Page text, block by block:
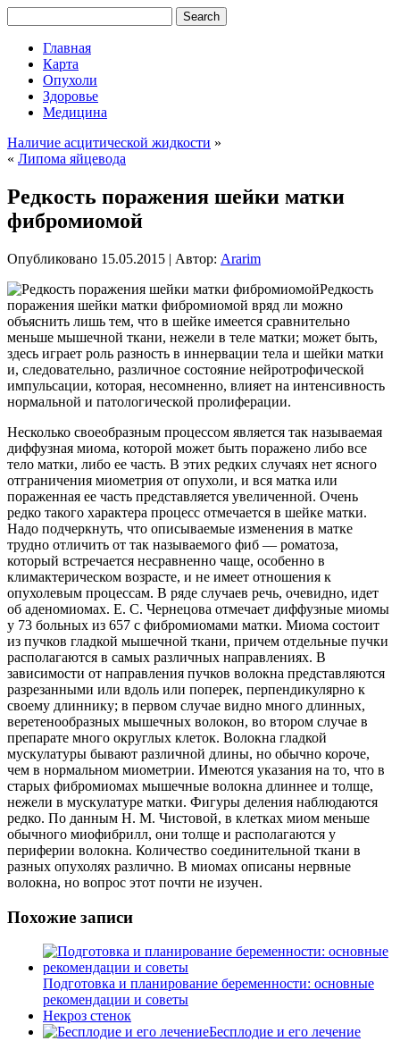
Главная
Карта
Опухоли
Здоровье
Медицина
Наличие асцитической жидкости »
« Липома яйцевода
Редкость поражения шейки матки
фибромиомой
Опубликовано 15.05.2015 | Автор: Ararim
Редкость
поражения шейки матки фибромиомой вряд ли можно
объяснить лишь тем, что в шейке имеется сравнительно
меньше мышечной ткани, нежели в теле матки; может быть,
здесь играет роль разность в иннервации тела и шейки матки
и, следовательно, различное состояние нейротрофической
импульсации, которая, несомненно, влияет на интенсивность
нормальной и патологической пролиферации.
Несколько своеобразным процессом является так называемая
диффузная миома, которой может быть поражено либо все
тело матки, либо ее часть. В этих редких случаях нет ясного
отграничения миометрия от опухоли, и вся матка или
пораженная ее часть представляется увеличенной. Очень
редко такого характера процесс отмечается в шейке матки.
Надо подчеркнуть, что описываемые изменения в матке
трудно отличить от так называемого фиб — роматоза,
который встречается несравненно чаще, особенно в
климактерическом возрасте, и не имеет отношения к
опухолевым процессам. В ряде случаев речь, очевидно, идет
об аденомиомах. Е. С. Чернецова отмечает диффузные миомы
у 73 больных из 657 с фибромиомами матки. Миома состоит
из пучков гладкой мышечной ткани, причем отдельные пучки
располагаются в самых различных направлениях. В
зависимости от направления пучков волокна представляются
разрезанными или вдоль или поперек, перпендикулярно к
своему длиннику; в первом случае видно много длинных,
веретенообразных мышечных волокон, во втором случае в
препарате много округлых клеток. Волокна гладкой
мускулатуры бывают различной длины, но обычно короче,
чем в нормальном миометрии. Имеются указания на то, что в
старых фибромиомах мышечные волокна длиннее и толще,
нежели в мускулатуре матки. Фигуры деления наблюдаются
редко. По данным Н. М. Чистовой, в клетках миом меньше
обычного миофибрилл, они толще и располагаются у
периферии волокна. Количество соединительной ткани в
разных опухолях различно. В миомах описаны нервные
волокна, но вопрос этот почти не изучен.
Похожие записи
Подготовка и планирование беременности: основные
рекомендации и советы
Некроз стенок
Бесплодие и его лечение